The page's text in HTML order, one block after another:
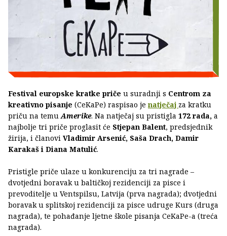
Festival europske kratke priče u suradnji s Centrom za
kreativno pisanje (CeKaPe) raspisao jenatječaj za kratku
priču na temuAmerike. Na natječaj su pristigla 172 rada, a
najbolje tri priče proglasit će Stjepan Balent, predsjednik
žirija, i članovi Vladimir Arsenić, Saša Drach, Damir
Karakaš i Diana Matulić.
Pristigle priče ulaze u konkurenciju za tri nagrade –
dvotjedni boravak u baltičkoj rezidenciji za pisce i
prevoditelje u Ventspilsu, Latvija (prva nagrada); dvotjedni
boravak u splitskoj rezidenciji za pisce udruge Kurs (druga
nagrada), te pohađanje ljetne škole pisanja CeKaPe-a (treća
nagrada).